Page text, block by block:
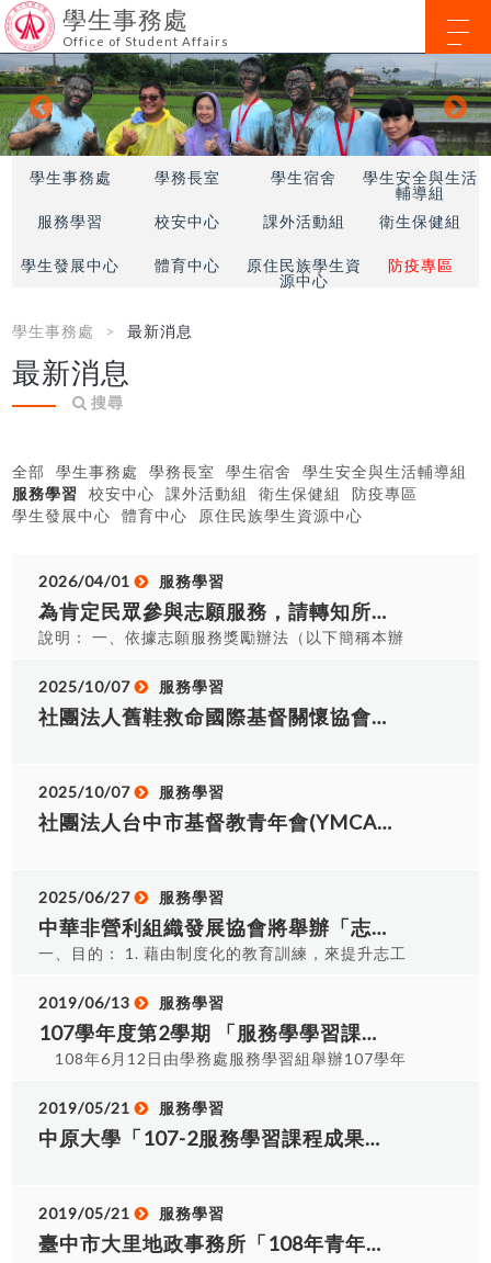
學生事務處
Office of Student Affairs
學生事務處 學務長室 學生宿舍
學生安全與生活
輔導組
服務學習
校安中心 課外活動組 衛生保健組
學生發展中心 體育中心
原住民族學生資
源中心
防疫專區
學生事務處 最新消息
最新消息
搜尋
全部 學生事務處 學務長室 學生宿舍
學生安全與生活輔導組
服務學習
校安中心 課外活動組 衛生保健組
防疫專區
學生發展中心
體育中心 原住民族學生資源中心
2026/04/01 服務學習
為肯定民眾參與志願服務，請轉知所轄各志願服務運用單 位鼓勵所屬志工依「志願服務獎勵辦法」規定，於本 （115）年5月31日前申請志願服務獎勵
說明： 一、依據志願服務獎勵辦法（以下簡稱本辦
2條規定：「本辦法獎勵之志工為從事志願服務工
作，服務時數三千小時以上，持有志願服務績效證
明 書者。」同辦法第5條第1項規定：「本辦法之獎
志願服務績優銅牌獎及得獎證書。二、服務時數五
千小時以上者，頒授志願服務績優銀牌獎及得獎證
書。三、服務時數八千小時以上者，頒授志願服務
出申請，檢附相關證明文件，於每年5月31日前報
運用單位，並由運用單位於6月30日前至本部建置
之全國志願服務資訊整合系統（以下簡稱全國資訊
屬地方目的事業主管機關之運用單位，逕至全國資
訊系統申請，由中央目的事業主管機關受理。 (三)
前揭目的事業主管機關受理後，應於7月31日前，
於全國資訊系統研提意見及彙整造冊，報本部辦
應於7月31日前，於全國資訊系統研提意見及彙整
造冊，逕報本部辦理。 三、為簡政便民，落實115
流程請參照附件2，目的事業主管機關線上系統操作
流程請參照附件3。本年度起所有運用單位需配合線
2025/10/07 服務學習
社團法人舊鞋救命國際基督關懷協會訂於114年11月01日至02日，在台中市振宇五金總部舉辦「2025舊鞋救命二手物資台中募集」活動，敬請協助公告，並鼓勵貴校師生...
2025/10/07 服務學習
社團法人台中市基督教青年會(YMCA)辦理2026年度寒假國際志工服務學習活動及青年幹部招募，敬請貴校協助公告並推薦優秀學生參與。
2025/06/27 服務學習
中華非營利組織發展協會將舉辦「志願服務基礎訓練及志願服務特殊訓練-社會福利類」，請鼓勵學生踴躍參加，詳如說明。
一、目的： 1. 藉由制度化的教育訓練，來提升志工
員正確志工服務觀念、加強志工團隊理念，經由培
力課程與服務分享，增進志工服務知能、累積服務
能量、提升服務成效。 3. 讓志工實地參與地方服
勵志工勇於付出、奉獻，創造非凡人生。 二、指導
單位：臺中市政府社會局 三、主辦單位：社團法人
臺中市德明慈善會 四、承辦單位：中華非營利組織
中心(大里樂活館3 樓，從側門進入) (臺中市大里區
德芳路一段229號，側門位於德芳路一段與德芳路
2019/06/13 服務學習
107學年度第2學期 「服務學學習課程」成果競賽得獎名單。
108年6月12日由學務處服務學習組舉辦107學年
非常感謝各「大一服務學習課程」及「專業課程融
入服務學習」班級參與競賽，在此公布本次競賽得
獎名單，已表鼓勵。 一、專業課程融入服務學習：
名次 指導老師 1 指導電機一甲榮獲專業課程融入
服務學習成果競賽第一名 蔣忠誠 2 指導觀光二甲
榮獲專業課程融入服務學習成果競賽第二名 許名勝
2019/05/21 服務學習
中原大學「107-2服務學習課程成果發表會」海報1份，敬邀本校師生參加。
2019/05/21 服務學習
臺中市大里地政事務所「108年青年志工召募簡章」一份，敬邀本校學生報名參加。